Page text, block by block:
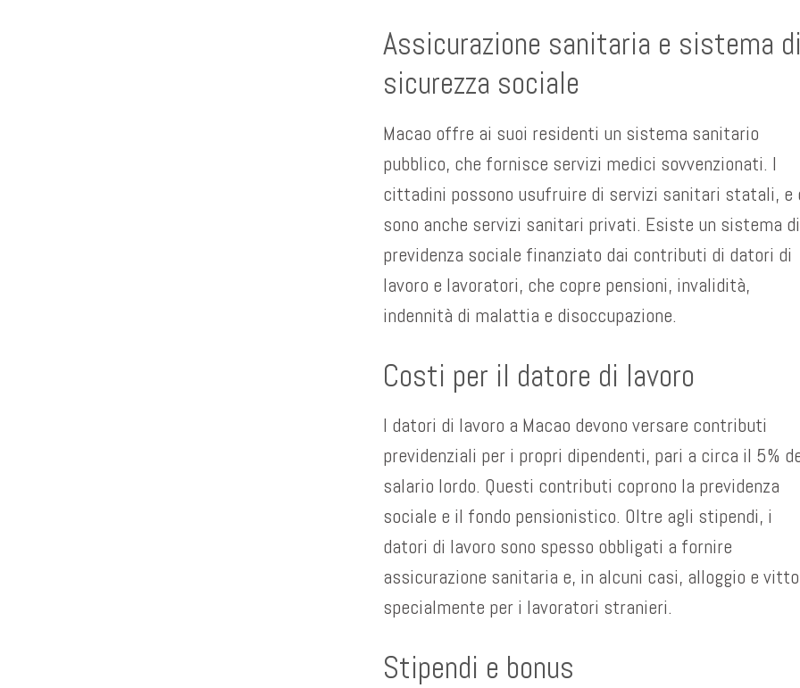
Assicurazione sanitaria e sistema di
sicurezza sociale
Macao offre ai suoi residenti un sistema sanitario
pubblico, che fornisce servizi medici sovvenzionati. I
cittadini possono usufruire di servizi sanitari statali, e
sono anche servizi sanitari privati. Esiste un sistema di
previdenza sociale finanziato dai contributi di datori di
lavoro e lavoratori, che copre pensioni, invalidità,
indennità di malattia e disoccupazione.
Costi per il datore di lavoro
I datori di lavoro a Macao devono versare contributi
previdenziali per i propri dipendenti, pari a circa il 5%
salario lordo. Questi contributi coprono la previdenza
sociale e il fondo pensionistico. Oltre agli stipendi, i
datori di lavoro sono spesso obbligati a fornire
assicurazione sanitaria e, in alcuni casi, alloggio e
specialmente per i lavoratori stranieri.
Stipendi e bonus